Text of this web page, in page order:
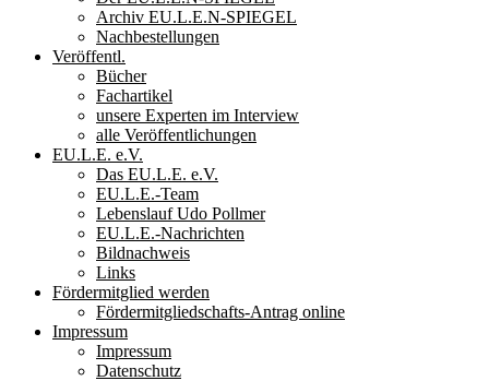
Archiv EU.L.E.N-SPIEGEL
Nachbestellungen
Veröffentl.
Bücher
Fachartikel
unsere Experten im Interview
alle Veröffentlichungen
EU.L.E. e.V.
Das EU.L.E. e.V.
EU.L.E.-Team
Lebenslauf Udo Pollmer
EU.L.E.-Nachrichten
Bildnachweis
Links
Fördermitglied werden
Fördermitgliedschafts-Antrag online
Impressum
Impressum
Datenschutz